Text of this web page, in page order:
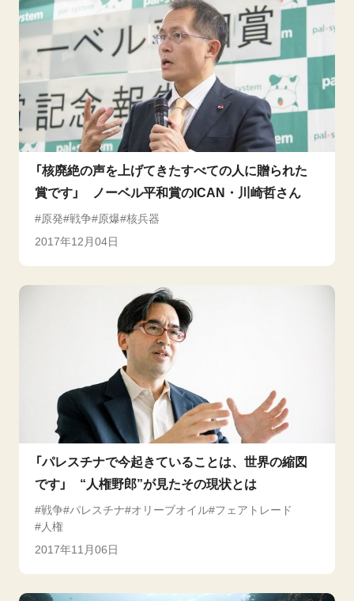
「核廃絶の声を上げてきたすべての人に贈られた
賞です」 ノーベル平和賞のICAN・川崎哲さん
原発 戦争 原爆 核兵器
2017年12月04日
「パレスチナで今起きていることは、世界の縮図
です」 “人権野郎”が見たその現状とは
戦争 パレスチナ オリーブオイル フェアトレード
人権
2017年11月06日